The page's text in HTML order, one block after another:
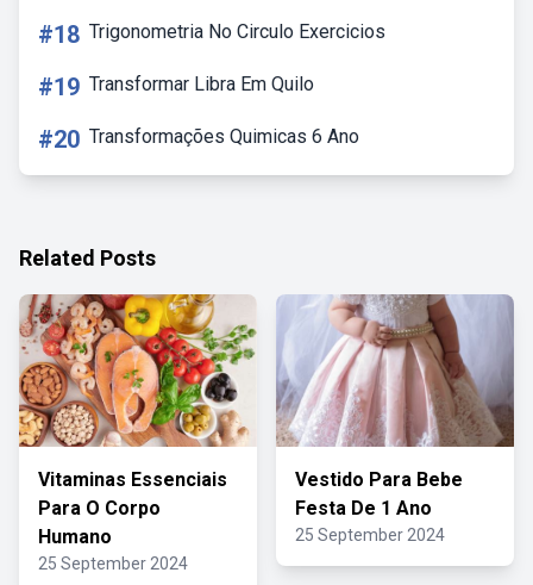
#18 Trigonometria No Circulo Exercicios
#19 Transformar Libra Em Quilo
#20 Transformações Quimicas 6 Ano
Related Posts
Vitaminas Essenciais
Para O Corpo
Humano
25 September 2024
Vestido Para Bebe
Festa De 1 Ano
25 September 2024